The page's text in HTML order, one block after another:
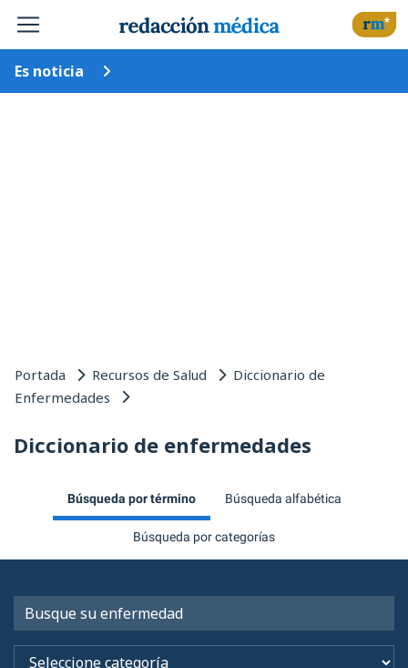
Es noticia
Portada Recursos de Salud Diccionario de
Enfermedades
Diccionario de enfermedades
Búsqueda por término Búsqueda alfabética
Búsqueda por categorías